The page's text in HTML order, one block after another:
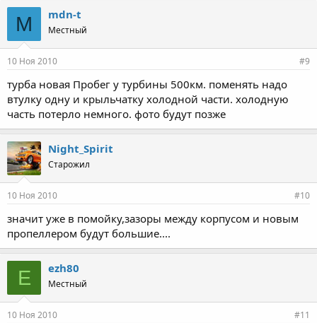
M mdn-t
Местный
10 Ноя 2010 #9
турба новая Пробег у турбины 500км. поменять надо
втулку одну и крыльчатку холодной части. холодную
часть потерло немного. фото будут позже
Night_Spirit
Старожил
10 Ноя 2010 #10
значит уже в помойку,зазоры между корпусом и новым
пропеллером будут большие....
E ezh80
Местный
10 Ноя 2010 #11